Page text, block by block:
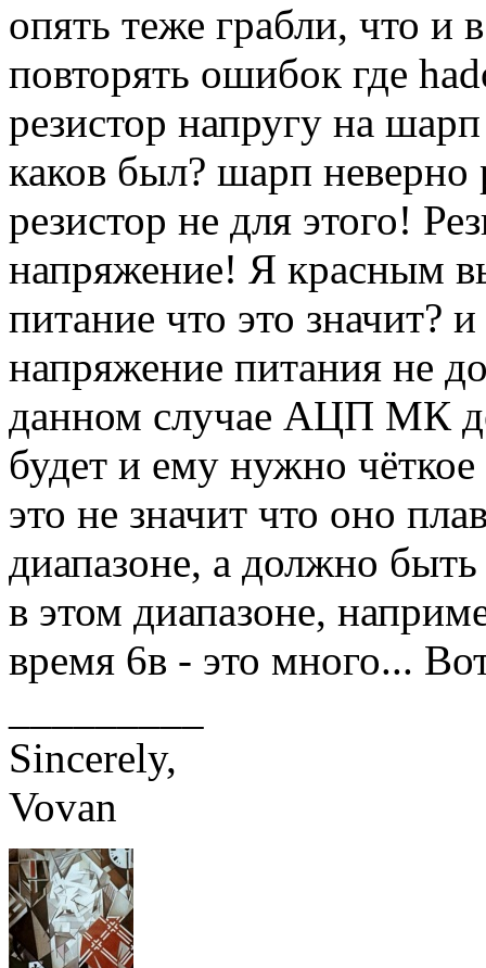
опять теже грабли, что
повторять ошибок где
резистор напругу на
каков был? шарп неверно
резистор не для этого!
напряжение! Я красным
питание что это значит?
напряжение питания не
данном случае АЦП МК
будет и ему нужно
это не значит что оно
диапазоне, а должно
в этом диапазоне,
время 6в - это много...
Sincerely,
Vovan